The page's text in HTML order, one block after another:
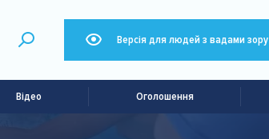
Версія для людей з вадами зору
Відео Оголошення